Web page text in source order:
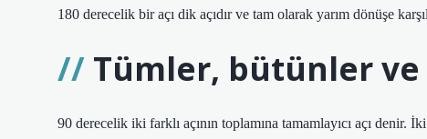
180 derecelik bir açı dik açıdır ve tam olarak yarım dönüşe
Tümler, bütünler ve
90 derecelik iki farklı açının toplamına tamamlayıcı açı denir.